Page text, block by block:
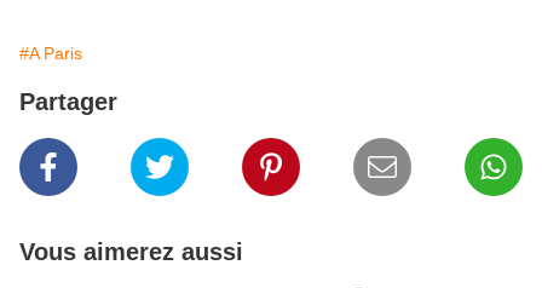
#A Paris
Partager
Vous aimerez aussi